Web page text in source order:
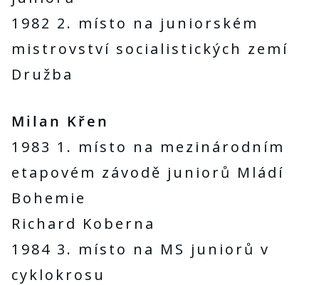
1982 2. místo na juniorském
mistrovství socialistických zemí
Družba
Milan Křen
1983 1. místo na mezinárodním
etapovém závodě juniorů Mládí
Bohemie
Richard Koberna
1984 3. místo na MS juniorů v
cyklokrosu